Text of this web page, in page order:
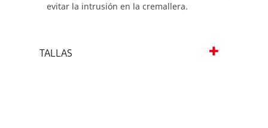
evitar la intrusión en la cremallera.
TALLAS